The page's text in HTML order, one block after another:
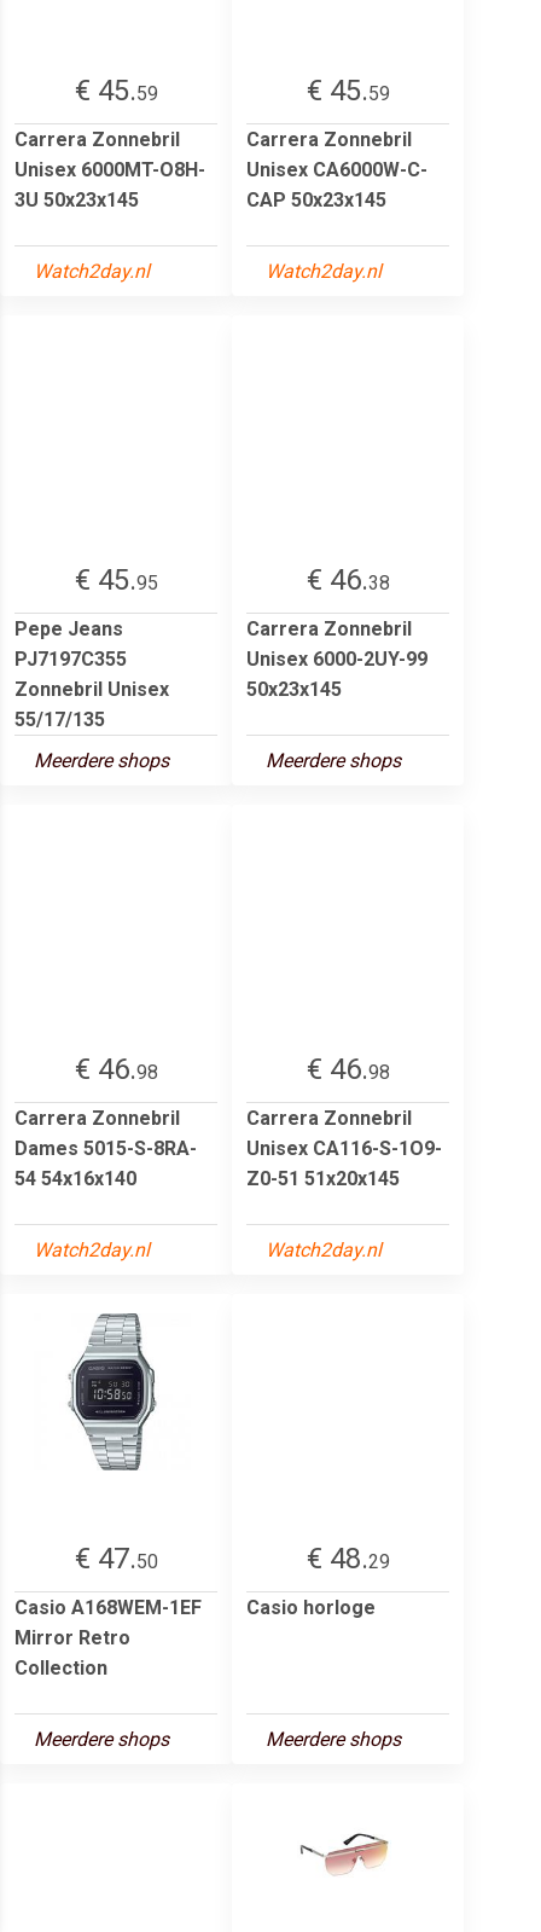
€ 45.59
Carrera Zonnebril
Unisex 6000MT-O8H-
3U 50x23x145
Watch2day.nl
€ 45.59
Carrera Zonnebril
Unisex CA6000W-C-
CAP 50x23x145
Watch2day.nl
€ 45.95
Pepe Jeans
PJ7197C355
Zonnebril Unisex
55/17/135
Meerdere shops
€ 46.38
Carrera Zonnebril
Unisex 6000-2UY-99
50x23x145
Meerdere shops
€ 46.98
Carrera Zonnebril
Dames 5015-S-8RA-
54 54x16x140
Watch2day.nl
€ 46.98
Carrera Zonnebril
Unisex CA116-S-1O9-
Z0-51 51x20x145
Watch2day.nl
€ 47.50
Casio A168WEM-1EF
Mirror Retro
Collection
Meerdere shops
€ 48.29
Casio horloge
Meerdere shops